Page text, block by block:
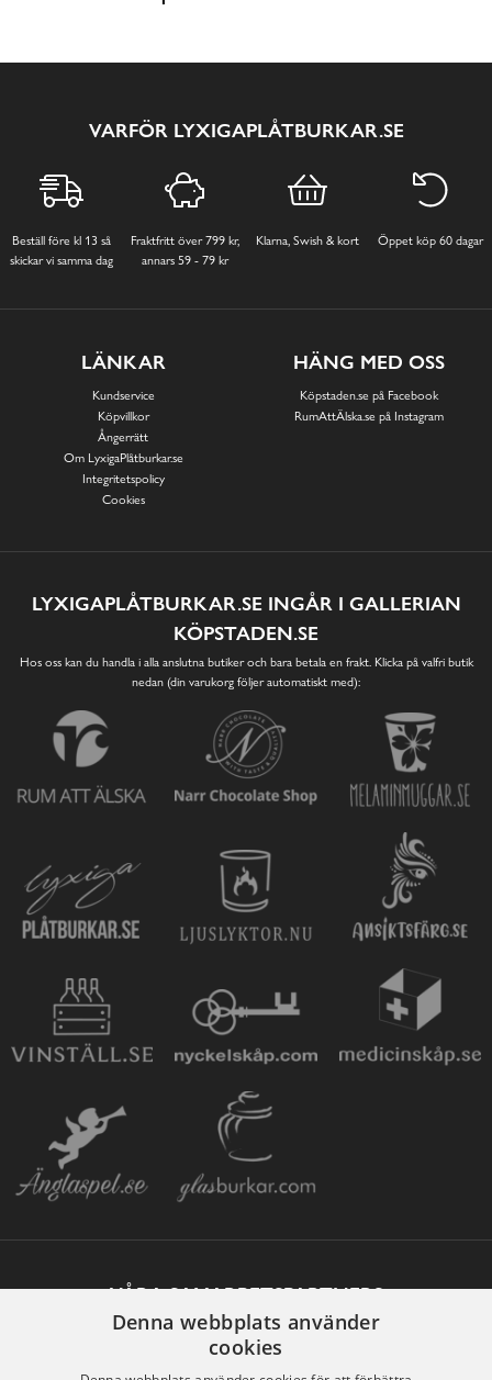
VARFÖR LYXIGAPLÅTBURKAR.SE
Beställ före kl 13 så
skickar vi samma dag
Fraktfritt över 799 kr,
annars 59 - 79 kr
Klarna, Swish & kort Öppet köp 60 dagar
LÄNKAR
Kundservice
Köpvillkor
Ångerrätt
Om LyxigaPlåtburkar.se
Integritetspolicy
Cookies
HÄNG MED OSS
Köpstaden.se på Facebook
RumAttÄlska.se på Instagram
LYXIGAPLÅTBURKAR.SE INGÅR I GALLERIAN
KÖPSTADEN.SE
Hos oss kan du handla i alla anslutna butiker och bara betala en frakt. Klicka på valfri butik
nedan (din varukorg följer automatiskt med):
VÅRA SAMARBETSPARTNERS
Denna webbplats använder
cookies